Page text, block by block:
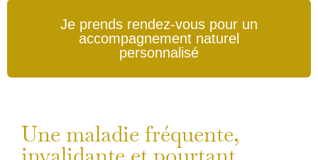
Je prends rendez-vous pour un
accompagnement naturel
personnalisé
Une maladie fréquente,